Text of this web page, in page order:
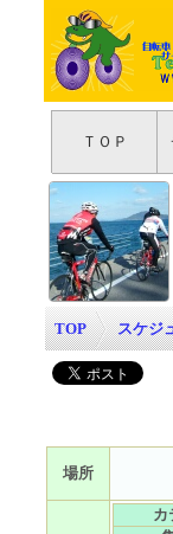
ＴＯＰ
TOP >スケジ
場所
カ